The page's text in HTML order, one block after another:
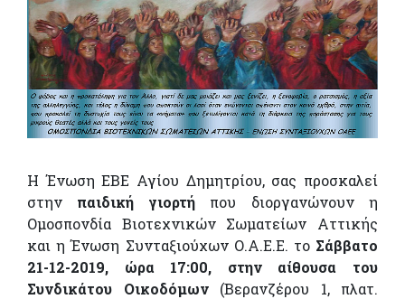
Η Ένωση ΕΒΕ Αγίου Δημητρίου, σας προσκαλεί
στην παιδική γιορτήπου διοργανώνουν η
Ομοσπονδία Βιοτεχνικών Σωματείων Αττικής
και η Ένωση Συνταξιούχων Ο.Α.Ε.Ε. το Σάββατο
21-12-2019, ώρα 17:00, στην αίθουσα του
Συνδικάτου Οικοδόμων(Βερανζέρου 1, πλατ.